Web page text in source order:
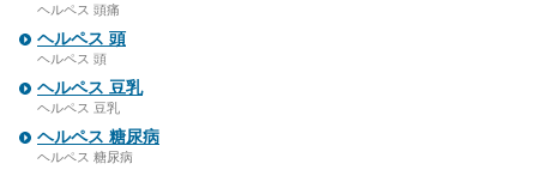
ヘルペス 頭痛
ヘルペス 頭
ヘルペス 頭
ヘルペス 豆乳
ヘルペス 豆乳
ヘルペス 糖尿病
ヘルペス 糖尿病